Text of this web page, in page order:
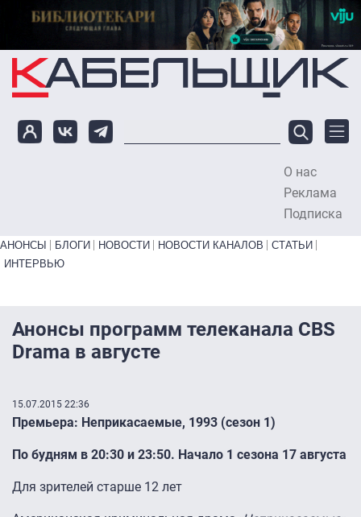
Перейти к основному содержанию
О нас
Реклама
Подписка
Primary links bottom
АНОНСЫ БЛОГИ НОВОСТИ НОВОСТИ КАНАЛОВ
СТАТЬИ
ИНТЕРВЬЮ
Анонсы программ телеканала CBS
Drama в августе
15.07.2015 22:36
Премьера: Неприкасаемые, 1993 (сезон 1)
По будням в 20:30 и 23:50. Начало 1 сезона 17 августа
Для зрителей старше 12 лет